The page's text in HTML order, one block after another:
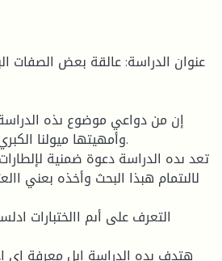
وأمهيتها ميولنا
لالىتمام هبذا البحث وأخذه بعني